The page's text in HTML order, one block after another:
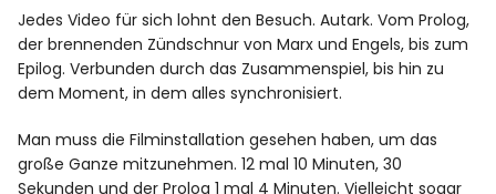
Jedes Video für sich lohnt den Besuch. Autark. Vom Prolog,
der brennenden Zündschnur von Marx und Engels, bis zum
Epilog. Verbunden durch das Zusammenspiel, bis hin zu
dem Moment, in dem alles synchronisiert.
Man muss die Filminstallation gesehen haben, um das
große Ganze mitzunehmen. 12 mal 10 Minuten, 30
Sekunden und der Prolog 1 mal 4 Minuten. Vielleicht sogar